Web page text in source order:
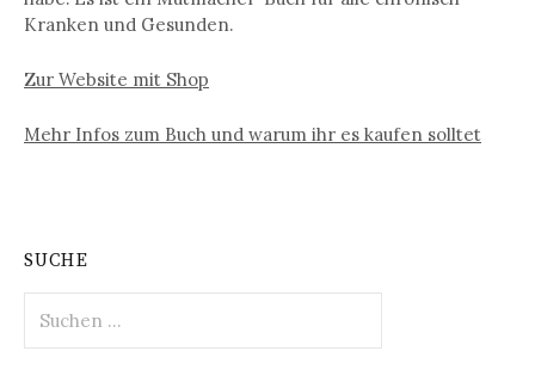
Kranken und Gesunden.
Zur Website mit Shop
Mehr Infos zum Buch und warum ihr es kaufen solltet
SUCHE